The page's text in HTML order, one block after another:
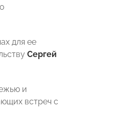
для ее
Сергей
и
встреч с